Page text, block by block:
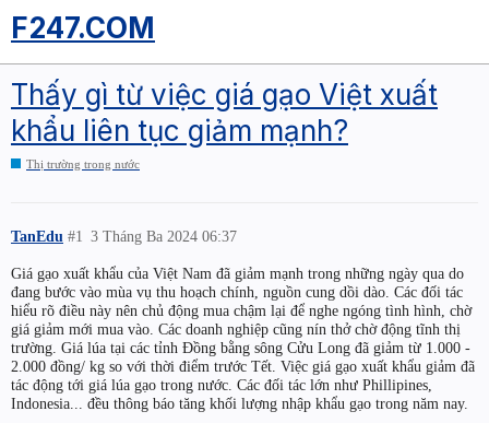
F247.COM
Thấy gì từ việc giá gạo Việt xuất
khẩu liên tục giảm mạnh?
Thị trường trong nước
TanEdu 3 Tháng Ba 2024 06:37
#1
Giá gạo xuất khẩu của Việt Nam đã giảm mạnh trong những ngày qua do
đang bước vào mùa vụ thu hoạch chính, nguồn cung dồi dào. Các đối tác
hiểu rõ điều này nên chủ động mua chậm lại để nghe ngóng tình hình, chờ
giá giảm mới mua vào. Các doanh nghiệp cũng nín thở chờ động tĩnh thị
trường. Giá lúa tại các tỉnh Đồng bằng sông Cửu Long đã giảm từ 1.000 -
2.000 đồng/ kg so với thời điểm trước Tết. Việc giá gạo xuất khẩu giảm đã
tác động tới giá lúa gạo trong nước. Các đối tác lớn như Phillipines,
Indonesia... đều thông báo tăng khối lượng nhập khẩu gạo trong năm nay.